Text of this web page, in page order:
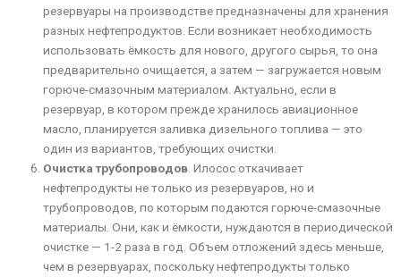
резервуары на производстве предназначены для хранения
разных нефтепродуктов. Если возникает необходимость
использовать ёмкость для нового, другого сырья, то она
предварительно очищается, а затем — загружается новым
горюче-смазочным материалом. Актуально, если в
резервуар, в котором прежде хранилось авиационное
масло, планируется заливка дизельного топлива — это
один из вариантов, требующих очистки.
Очистка трубопроводов . Илосос откачивает
нефтепродукты не только из резервуаров, но и
трубопроводов, по которым подаются горюче-смазочные
материалы. Они, как и ёмкости, нуждаются в периодической
очистке — 1-2 раза в год. Объем отложений здесь меньше,
чем в резервуарах, поскольку нефтепродукты только